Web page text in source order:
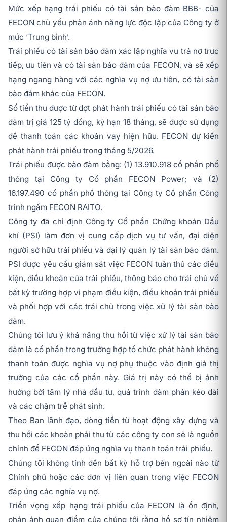
Mức xếp hạng trái phiếu có tài sản bảo đảm BBB- của
FECON chủ yếu phản ánh năng lực độc lập của Công ty ở
mức ‘Trung bình’.
Trái phiếu có tài sản bảo đảm xác lập nghĩa vụ trả nợ trực
tiếp, ưu tiên và có tài sản bảo đảm của FECON, và sẽ xếp
hạng ngang hàng với các nghĩa vụ nợ ưu tiên, có tài sản
bảo đảm khác của FECON.
Số tiền thu được từ đợt phát hành trái phiếu có tài sản bảo
đảm trị giá 125 tỷ đồng, kỳ hạn 18 tháng, sẽ được sử dụng
để thanh toán các khoản vay hiện hữu. FECON dự kiến
phát hành trái phiếu trong tháng 5/2026.
Trái phiếu được bảo đảm bằng: (1) 13.910.918 cổ phần phổ
thông tại Công ty Cổ phần FECON Power; và (2)
16.197.490 cổ phần phổ thông tại Công ty Cổ phần Công
trình ngầm FECON RAITO.
Công ty đã chỉ định Công ty Cổ phần Chứng khoán Dầu
khí (PSI) làm đơn vị cung cấp dịch vụ tư vấn, đại diện
người sở hữu trái phiếu và đại lý quản lý tài sản bảo đảm.
PSI được yêu cầu giám sát việc FECON tuân thủ các điều
kiện, điều khoản của trái phiếu, thông báo cho trái chủ về
bất kỳ trường hợp vi phạm điều kiện, điều khoản trái phiếu
và phối hợp với các trái chủ trong việc xử lý tài sản bảo
đảm.
Chúng tôi lưu ý khả năng thu hồi từ việc xử lý tài sản bảo
đảm là cổ phần trong trường hợp tổ chức phát hành không
thanh toán được nghĩa vụ nợ phụ thuộc vào định giá thị
trường của các cổ phần này. Giá trị này có thể bị ảnh
hưởng bởi tâm lý nhà đầu tư, quá trình đàm phán kéo dài
và các chậm trễ phát sinh.
Theo Ban lãnh đạo, dòng tiền từ hoạt động xây dựng và
thu hồi các khoản phải thu từ các công ty con sẽ là nguồn
chính để FECON đáp ứng nghĩa vụ thanh toán trái phiếu.
Chúng tôi không tính đến bất kỳ hỗ trợ bên ngoài nào từ
Chính phủ hoặc các đơn vị liên quan trong việc FECON
đáp ứng các nghĩa vụ nợ.
Triển vọng xếp hạng trái phiếu của FECON là ổn định,
phản ánh quan điểm của chúng tôi rằng hồ sơ tín nhiệm